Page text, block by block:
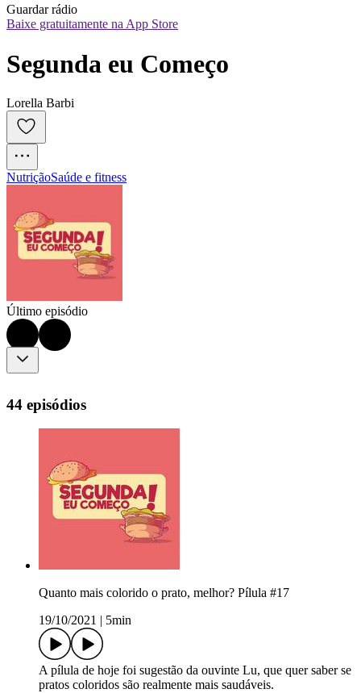
Guardar rádio
Baixe gratuitamente na App Store
Segunda eu Começo
Lorella Barbi
NutriçãoSaúde e fitness
Último episódio
44 episódios
Quanto mais colorido o prato, melhor? Pílula #17
19/10/2021
5min
A pílula de hoje foi sugestão da ouvinte Lu, que quer saber se
pratos coloridos são realmente mais saudáveis.